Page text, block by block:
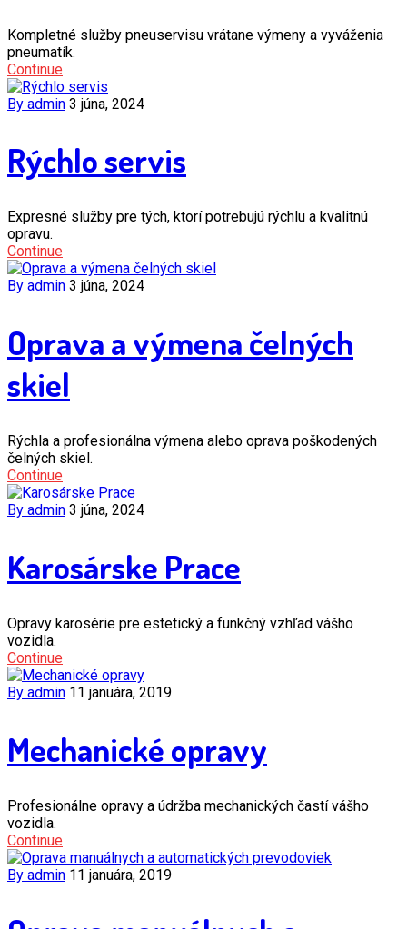
Kompletné služby pneuservisu vrátane výmeny a vyváženia
pneumatík.
Continue
By admin 3 júna, 2024
Rýchlo servis
Expresné služby pre tých, ktorí potrebujú rýchlu a kvalitnú
opravu.
Continue
By admin 3 júna, 2024
Oprava a výmena čelných
skiel
Rýchla a profesionálna výmena alebo oprava poškodených
čelných skiel.
Continue
By admin 3 júna, 2024
Karosárske Prace
Opravy karosérie pre estetický a funkčný vzhľad vášho
vozidla.
Continue
By admin 11 januára, 2019
Mechanické opravy
Profesionálne opravy a údržba mechanických častí vášho
vozidla.
Continue
By admin 11 januára, 2019